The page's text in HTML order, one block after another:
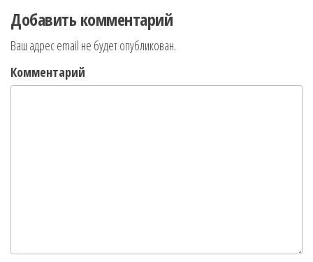
Добавить комментарий
Ваш адрес email не будет опубликован.
Комментарий